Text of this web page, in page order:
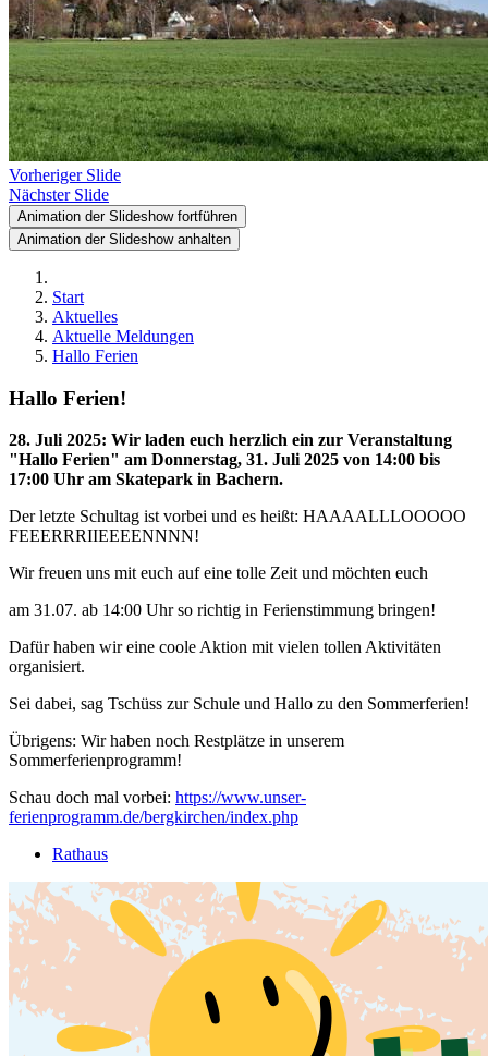
Vorheriger Slide
Nächster Slide
Animation der Slideshow fortführen
Animation der Slideshow anhalten
Start
Aktuelles
Aktuelle Meldungen
Hallo Ferien
Hallo Ferien!
28. Juli 2025: Wir laden euch herzlich ein zur Veranstaltung
"Hallo Ferien" am Donnerstag, 31. Juli 2025 von 14:00 bis
17:00 Uhr am Skatepark in Bachern.
Der letzte Schultag ist vorbei und es heißt: HAAAALLLOOOOO
FEEERRRIIEEEENNNN!
Wir freuen uns mit euch auf eine tolle Zeit und möchten euch
am 31.07. ab 14:00 Uhr so richtig in Ferienstimmung bringen!
Dafür haben wir eine coole Aktion mit vielen tollen Aktivitäten
organisiert.
Sei dabei, sag Tschüss zur Schule und Hallo zu den Sommerferien!
Übrigens: Wir haben noch Restplätze in unserem
Sommerferienprogramm!
Schau doch mal vorbei: https://www.unser-
ferienprogramm.de/bergkirchen/index.php
Rathaus